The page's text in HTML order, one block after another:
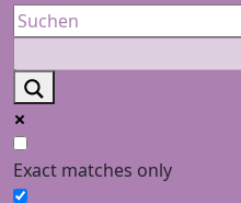
Exact matches only